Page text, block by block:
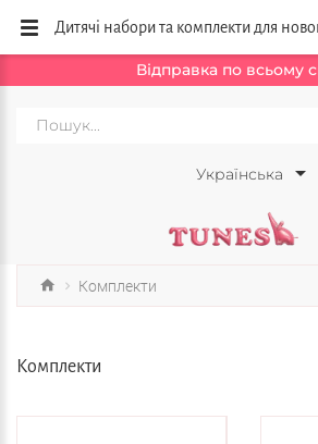
Відправка по всьому
Українська
Комплекти
Комплекти